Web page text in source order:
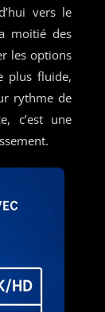
vers le
moitié des
les options
plus fluide,
rythme de
c’est une